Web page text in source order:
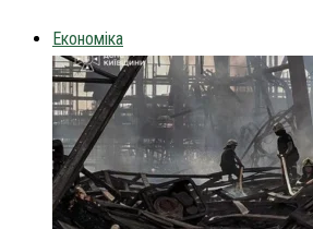
Економіка